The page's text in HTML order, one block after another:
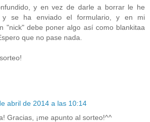
y en vez de darle a borrar le he
se ha enviado el formulario, y en mi
"nick" debe poner algo así como blankitaa
que no pase nada.
abril de 2014 a las 10:14
Gracias, ¡me apunto al sorteo!^^